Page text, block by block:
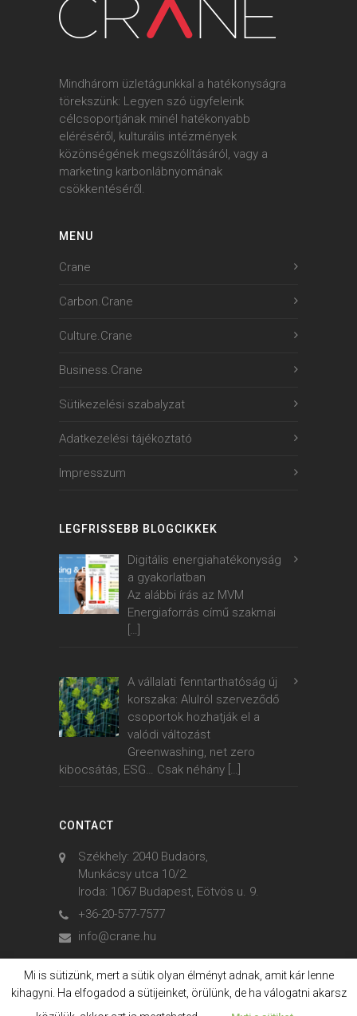
Mindhárom üzletágunkkal a hatékonyságra
törekszünk: Legyen szó ügyfeleink
célcsoportjának minél hatékonyabb
eléréséről, kulturális intézmények
közönségének megszólításáról, vagy a
marketing karbonlábnyomának
csökkentéséről.
MENU
Crane
Carbon.Crane
Culture.Crane
Business.Crane
Sütikezelési szabalyzat
Adatkezelési tájékoztató
Impresszum
LEGFRISSEBB BLOGCIKKEK
Digitális energiahatékonyság
a gyakorlatban
Az alábbi írás az MVM
Energiaforrás című szakmai
A vállalati fenntarthatóság új
korszaka: Alulról szerveződő
csoportok hozhatják el a
valódi változást
Greenwashing, net zero
kibocsátás, ESG… Csak néhány […]
CONTACT
Székhely: 2040 Budaörs,
Munkácsy utca 10/2.
Iroda: 1067 Budapest, Eötvös u. 9.
+36-20-577-7577
info@crane.hu
Mi is sütizünk, mert a sütik olyan élményt adnak, amit kár lenne
kihagyni. Ha elfogadod a sütijeinket, örülünk, de ha válogatni akarsz